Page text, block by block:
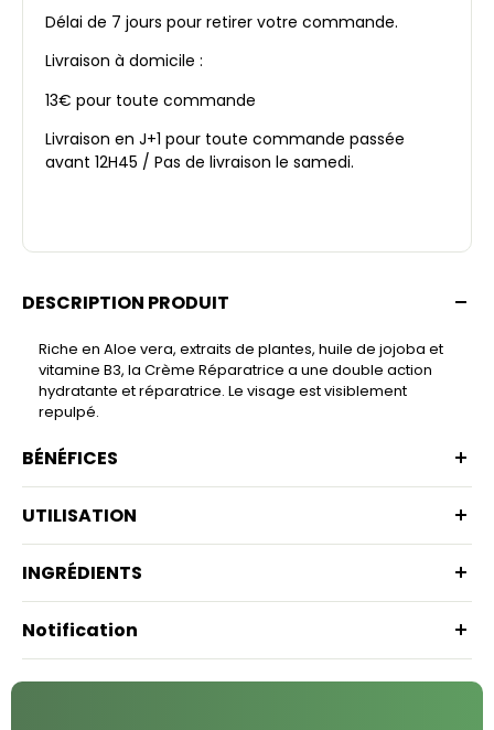
Délai de 7 jours pour retirer votre commande.
Livraison à domicile :
13€ pour toute commande
Livraison en J+1 pour toute commande passée
avant 12H45 / Pas de livraison le samedi.
DESCRIPTION PRODUIT
Riche en Aloe vera, extraits de plantes, huile de jojoba et
vitamine B3, la Crème Réparatrice a une double action
hydratante et réparatrice. Le visage est visiblement
repulpé.
BÉNÉFICES
UTILISATION
INGRÉDIENTS
Notification